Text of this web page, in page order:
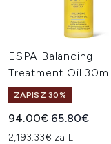
ESPA Balancing
Treatment Oil 30ml
ZAPISZ 30%
Sugerowana cena
94.00€ Aktualna
65.80€
2,193.33€ za L